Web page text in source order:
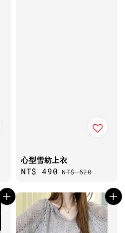
心型雪紡上衣
Sale
NT$ 490 Regular
NT$ 520